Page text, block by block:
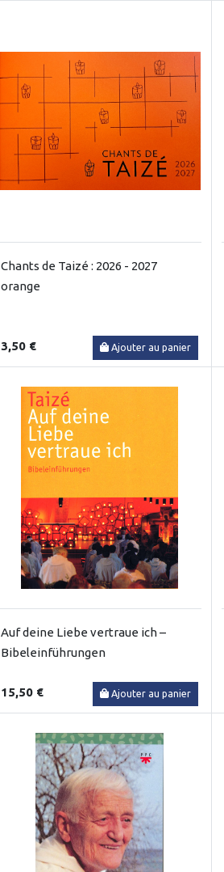
Chants de Taizé : 2026 - 2027
orange
3,50 € Ajouter au panier
Auf deine Liebe vertraue ich –
Bibeleinführungen
15,50 € Ajouter au panier